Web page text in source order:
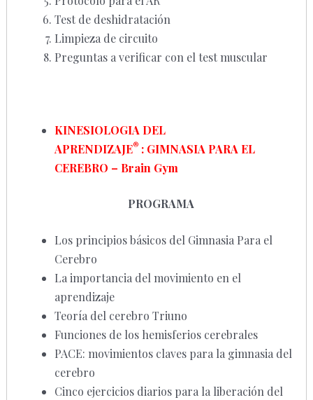
Test de deshidratación
Limpieza de circuito
Preguntas a verificar con el test muscular
KINESIOLOGIA DEL
APRENDIZAJE® : GIMNASIA PARA EL
CEREBRO – Brain Gym
PROGRAMA
Los principios básicos del Gimnasia Para el
Cerebro
La importancia del movimiento en el
aprendizaje
Teoría del cerebro Triuno
Funciones de los hemisferios cerebrales
PACE: movimientos claves para la gimnasia del
cerebro
Cinco ejercicios diarios para la liberación del